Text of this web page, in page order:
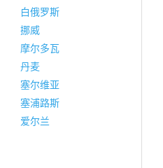
白俄罗斯
挪威
摩尔多瓦
丹麦
塞尔维亚
塞浦路斯
爱尔兰